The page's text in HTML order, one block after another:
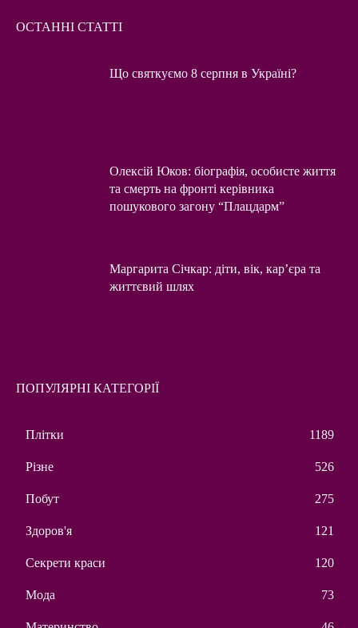
ОСТАННІ СТАТТІ
Що святкуємо 8 серпня в Україні?
Олексій Юков: біографія, особисте життя
та смерть на фронті керівника
пошукового загону “Плацдарм”
Маргарита Січкар: діти, вік, кар’єра та
життєвий шлях
ПОПУЛЯРНІ КАТЕГОРІЇ
Плітки 1189
Різне 526
Побут 275
Здоров'я 121
Секрети краси 120
Мода 73